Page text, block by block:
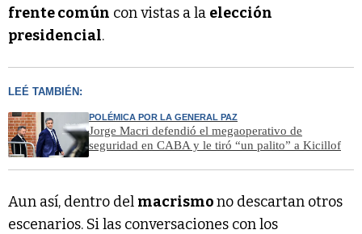
frente común con vistas a la elección
presidencial.
LEÉ TAMBIÉN:
POLÉMICA POR LA GENERAL PAZ
Jorge Macri defendió el megaoperativo de
seguridad en CABA y le tiró “un palito” a Kicillof
Aun así, dentro del macrismono descartan otros
escenarios. Si las conversaciones con los